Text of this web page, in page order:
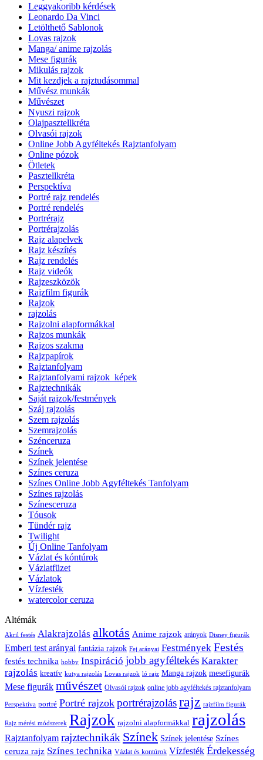
Leggyakoribb kérdések
Leonardo Da Vinci
Letölthető Sablonok
Lovas rajzok
Manga/ anime rajzolás
Mese figurák
Mikulás rajzok
Mit kezdjek a rajztudásommal
Művész munkák
Művészet
Nyuszi rajzok
Olajpasztellkréta
Olvasói rajzok
Online Jobb Agyféltekés Rajztanfolyam
Online pózok
Ötletek
Pasztellkréta
Perspektíva
Portré rajz rendelés
Portré rendelés
Portrérajz
Portrérajzolás
Rajz alapelvek
Rajz készítés
Rajz rendelés
Rajz videók
Rajzeszközök
Rajzfilm figurák
Rajzok
rajzolás
Rajzolni alapformákkal
Rajzos munkák
Rajzos szakma
Rajzpapírok
Rajztanfolyam
Rajztanfolyami rajzok_képek
Rajztechnikák
Saját rajzok/festmények
Száj rajzolás
Szem rajzolás
Szemrajzolás
Szénceruza
Színek
Színek jelentése
Színes ceruza
Színes Online Jobb Agyféltekés Tanfolyam
Színes rajzolás
Színesceruza
Tóusok
Tündér rajz
Twilight
Új Online Tanfolyam
Vázlat és kóntúrok
Vázlatfüzet
Vázlatok
Vízfesték
watercolor ceruza
Altémák
Akril festés Alakrajzolás alkotás Anime rajzok arányok Disney figurák
Emberi test arányai fantázia rajzok Fej arányai Festmények Festés
festés technika hobby Inspiráció jobb agyféltekés Karakter
rajzolás kreatív kutya rajzolás Lovas rajzok ló rajz Manga rajzok mesefigurák
Mese figurák művészet Olvasói rajzok online jobb agyféltekés rajztanfolyam
Perspektíva portré Portré rajzok portrérajzolásrajz rajzfilm figurák
Rajz mérési módszerek Rajzok rajzolni alapformákkal rajzolás
Rajztanfolyam rajztechnikák Színek Színek jelentése Színes
ceruza rajz Színes technika Vázlat és kontúrok Vízfesték Érdekesség